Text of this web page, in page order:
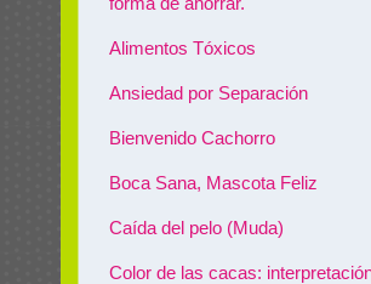
Alimentos Tóxicos
Ansiedad por Separación
Bienvenido Cachorro
Boca Sana, Mascota Feliz
Caída del pelo (Muda)
Color de las cacas: